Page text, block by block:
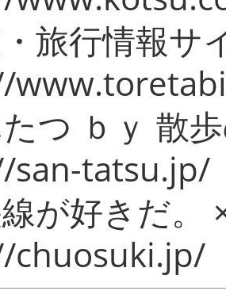
旅行情報サ
つ ｂｙ 散
san-tatsu.jp/
が好きだ。
chuosuki.jp/